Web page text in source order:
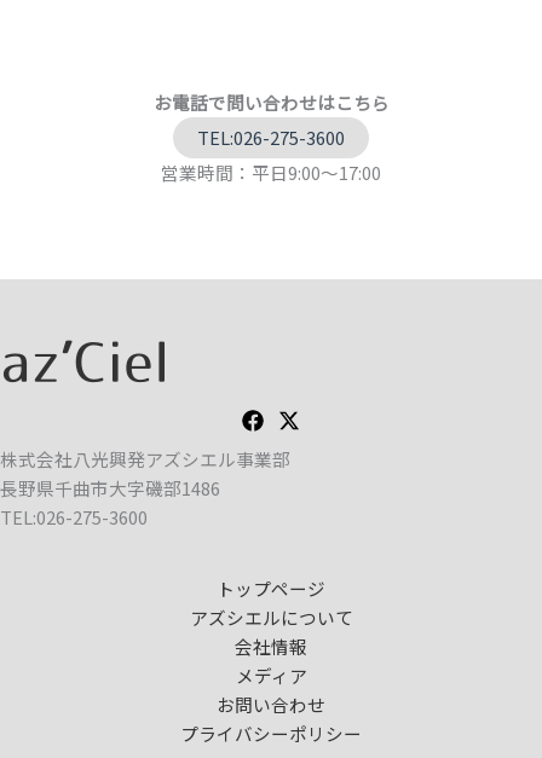
お電話で問い合わせはこちら
TEL:026-275-3600
営業時間：平日9:00～17:00
株式会社八光興発アズシエル事業部
長野県千曲市大字磯部1486
TEL:026-275-3600
トップページ
アズシエルについて
会社情報
メディア
お問い合わせ
プライバシーポリシー